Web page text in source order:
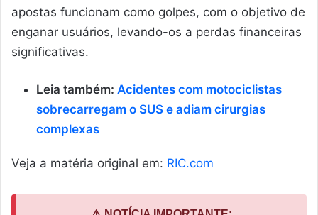
apostas funcionam como golpes, com o objetivo de
enganar usuários, levando-os a perdas financeiras
significativas.
Leia também: Acidentes com motociclistas
sobrecarregam o SUS e adiam cirurgias
complexas
Veja a matéria original em: RIC.com